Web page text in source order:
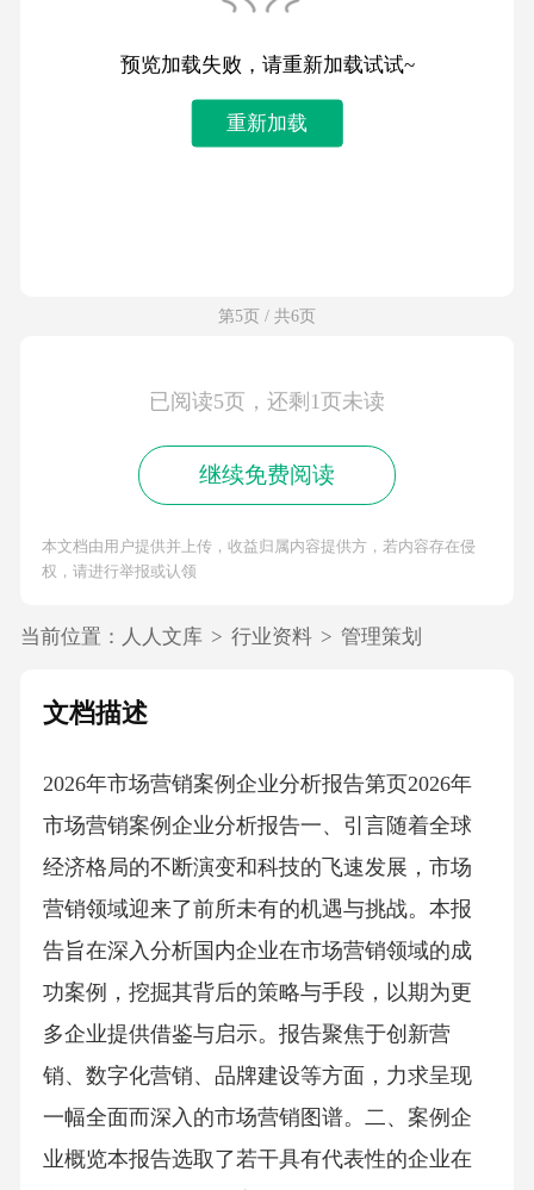
预览加载失败，请重新加载试试~
重新加载
第5页 / 共6页
已阅读5页，还剩1页未读
继续免费阅读
本文档由用户提供并上传，收益归属内容提供方，若内容存在侵
权，请进行举报或认领
当前位置： 人人文库 > 行业资料 > 管理策划
文档描述
2026年市场营销案例企业分析报告第页2026年
市场营销案例企业分析报告一、引言随着全球
经济格局的不断演变和科技的飞速发展，市场
营销领域迎来了前所未有的机遇与挑战。本报
告旨在深入分析国内企业在市场营销领域的成
功案例，挖掘其背后的策略与手段，以期为更
多企业提供借鉴与启示。报告聚焦于创新营
销、数字化营销、品牌建设等方面，力求呈现
一幅全面而深入的市场营销图谱。二、案例企
业概览本报告选取了若干具有代表性的企业在